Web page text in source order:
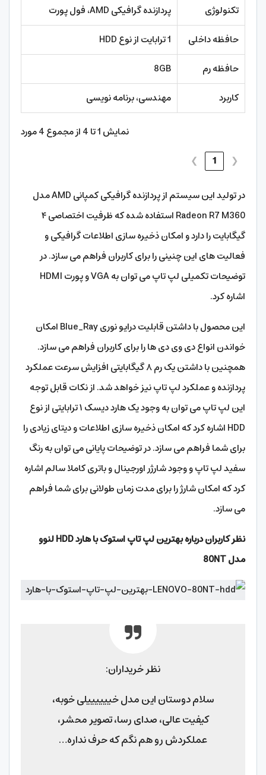
تکنولوژی
پردازنده گرافیکی AMD، فول پورت
حافظه داخلی
1 ترابایت از نوع HDD
حافظه رم
8GB
کاربرد
مهندسی، برنامه نویسی
نمایش 1 تا 4 از مجموع 4 مورد
❮
1
❯
در تولید این سیستم از پردازنده گرافیکی کمپانی AMD مدل
Radeon R7 M360 استفاده شده که ظرفیت اختصاصی ۴
گیگابایت را دارد و امکان ذخیره سازی اطلاعات گرافیکی و
فعالیت های این چنینی را برای کاربران فراهم می سازد. در
توضیحات تکمیلی لپ تاپ می توان به VGA و پورت HDMI
اشاره کرد.
این محصول با داشتن قابلیت درایو نوری Blue_Ray امکان
خواندن انواع دی وی دی ها را برای کاربران فراهم می سازد.
همچنین با داشتن یک رم ۸ گیگابایتی افزایش سرعت عملکرد
پردازنده و عملکرد لپ تاپ نیز خواهد شد. از نکات قابل توجه
این لپ‌ تاپ می‌ توان به وجود یک هارد دیسک ۱ ترابایتی از نوع
HDD اشاره کرد که امکان ذخیره سازی اطلاعات و دیتای زیادی را
برای شما فراهم می سازد. در توضیحات پایانی می توان به رنگ
سفید لپ تاپ و وجود شارژر اورجینال و باتری کاملا سالم اشاره
کرد که امکان شارژ را برای مدت زمان طولانی برای شما فراهم
می سازد.
نظر کاربران درباره بهترین لپ تاپ استوک با هارد HDD لنوو
مدل 80NT
نظر خریداران:
سلام دوستان این مدل خییییییلی خوبه،
کیفیت عالی، صدای رسا، تصویر محشر،
عملکردش رو هم نگم که حرف نداره…